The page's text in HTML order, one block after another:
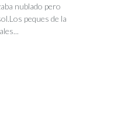
nublado pero
peques de la